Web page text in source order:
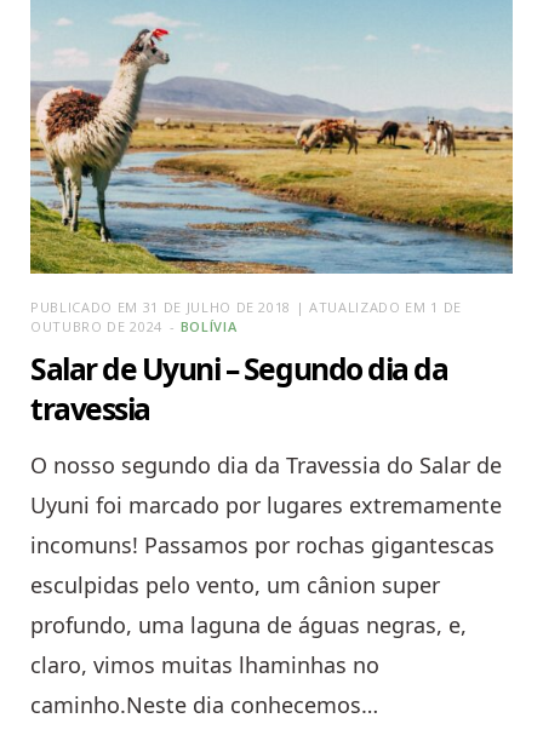
PUBLICADO EM 31 DE JULHO DE 2018 | ATUALIZADO EM 1 DE
OUTUBRO DE 2024
BOLÍVIA
Salar de Uyuni – Segundo dia da
travessia
O nosso segundo dia da Travessia do Salar de
Uyuni foi marcado por lugares extremamente
incomuns! Passamos por rochas gigantescas
esculpidas pelo vento, um cânion super
profundo, uma laguna de águas negras, e,
claro, vimos muitas lhaminhas no
caminho.Neste dia conhecemos…